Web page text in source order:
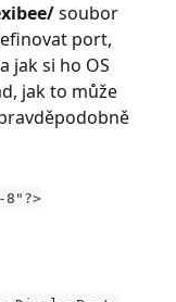
soubor
port,
jak si ho OS
jak to může
8"?>